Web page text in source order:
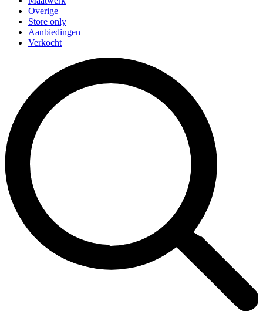
Overige
Store only
Aanbiedingen
Verkocht